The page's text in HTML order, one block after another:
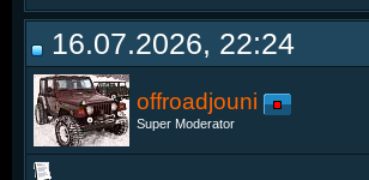
16.07.2026, 22:24
offroadjouni
Super Moderator